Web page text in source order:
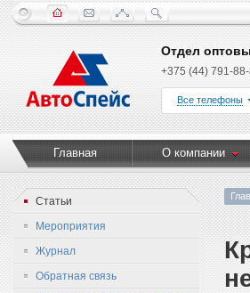
Отдел
+375 (44) 791-
Все телефоны
Главная О компании
Статьи
Мероприятия
Журнал
Обратная связь